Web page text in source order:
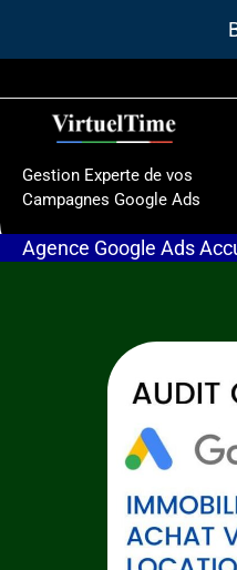
au
Gestion Experte de vos
Campagnes Google Ads
Agence Google Ads